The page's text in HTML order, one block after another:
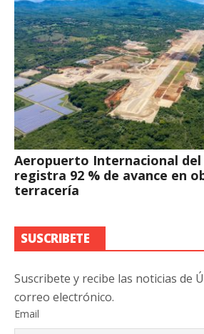
Aeropuerto Internacional del
registra 92 % de avance en
terracería
SUSCRIBETE
Suscribete y recibe las noticias de
correo electrónico.
Email